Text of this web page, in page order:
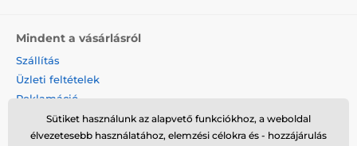
Mindent a vásárlásról
Szállítás
Üzleti feltételek
Reklamáció
Termék visszaküldése
Termék cseréje
Sütiket használunk az alapvető funkciókhoz, a weboldal
élvezetesebb használatához, elemzési célokra és - hozzájárulás